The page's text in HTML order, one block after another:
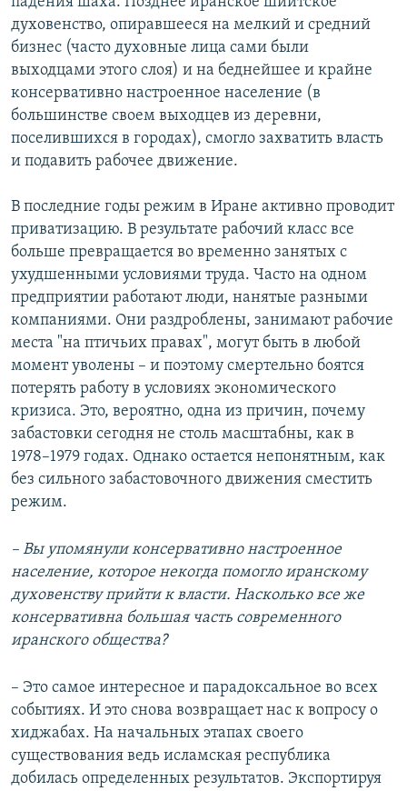
духовенство, опиравшееся на мелкий и средний
бизнес (часто духовные лица сами были
выходцами этого слоя) и на беднейшее и крайне
консервативно настроенное население (в
большинстве своем выходцев из деревни,
поселившихся в городах), смогло захватить власть
и подавить рабочее движение.
В последние годы режим в Иране активно проводит
приватизацию. В результате рабочий класс все
больше превращается во временно занятых с
ухудшенными условиями труда. Часто на одном
предприятии работают люди, нанятые разными
компаниями. Они раздроблены, занимают рабочие
места "на птичьих правах", могут быть в любой
момент уволены – и поэтому смертельно боятся
потерять работу в условиях экономического
кризиса. Это, вероятно, одна из причин, почему
забастовки сегодня не столь масштабны, как в
1978–1979 годах. Однако остается непонятным, как
без сильного забастовочного движения сместить
режим.
– Вы упомянули консервативно настроенное
население, которое некогда помогло иранскому
духовенству прийти к власти. Насколько все же
консервативна большая часть современного
иранского общества?
– Это самое интересное и парадоксальное во всех
событиях. И это снова возвращает нас к вопросу о
хиджабах. На начальных этапах своего
существования ведь исламская республика
добилась определенных результатов. Экспортируя